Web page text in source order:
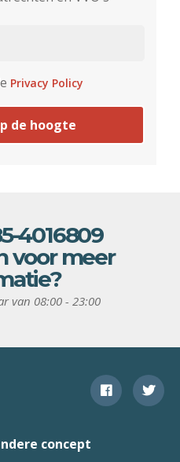
Privacy Policy
de hoogte
4016809
voor meer
van 08:00 - 23:00
concept